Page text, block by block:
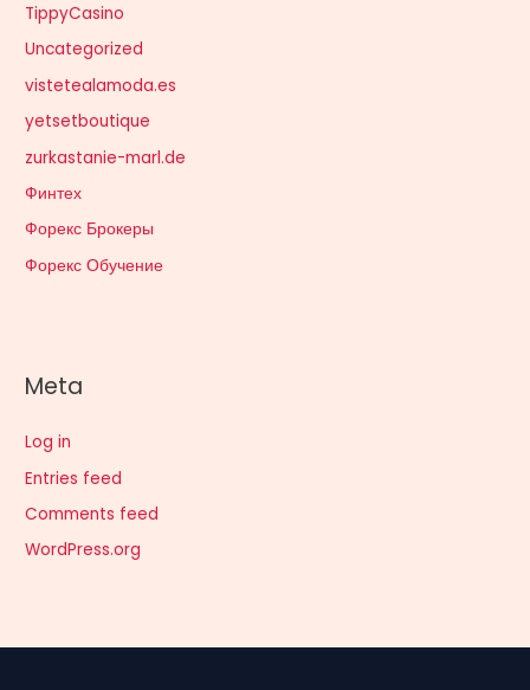
TippyCasino
Uncategorized
vistetealamoda.es
yetsetboutique
zurkastanie-marl.de
Финтех
Форекс Брокеры
Форекс Обучение
Meta
Log in
Entries feed
Comments feed
WordPress.org